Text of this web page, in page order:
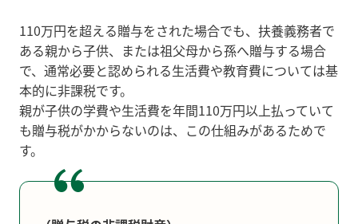
110万円を超える贈与をされた場合でも、扶養義務者で
ある親から子供、または祖父母から孫へ贈与する場合
で、通常必要と認められる生活費や教育費については基
本的に非課税です。
親が子供の学費や生活費を年間110万円以上払っていて
も贈与税がかからないのは、この仕組みがあるためで
す。